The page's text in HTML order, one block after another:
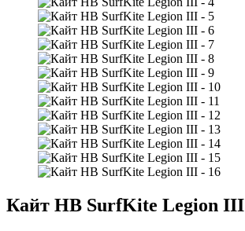
Кайт HB SurfKite Legion III